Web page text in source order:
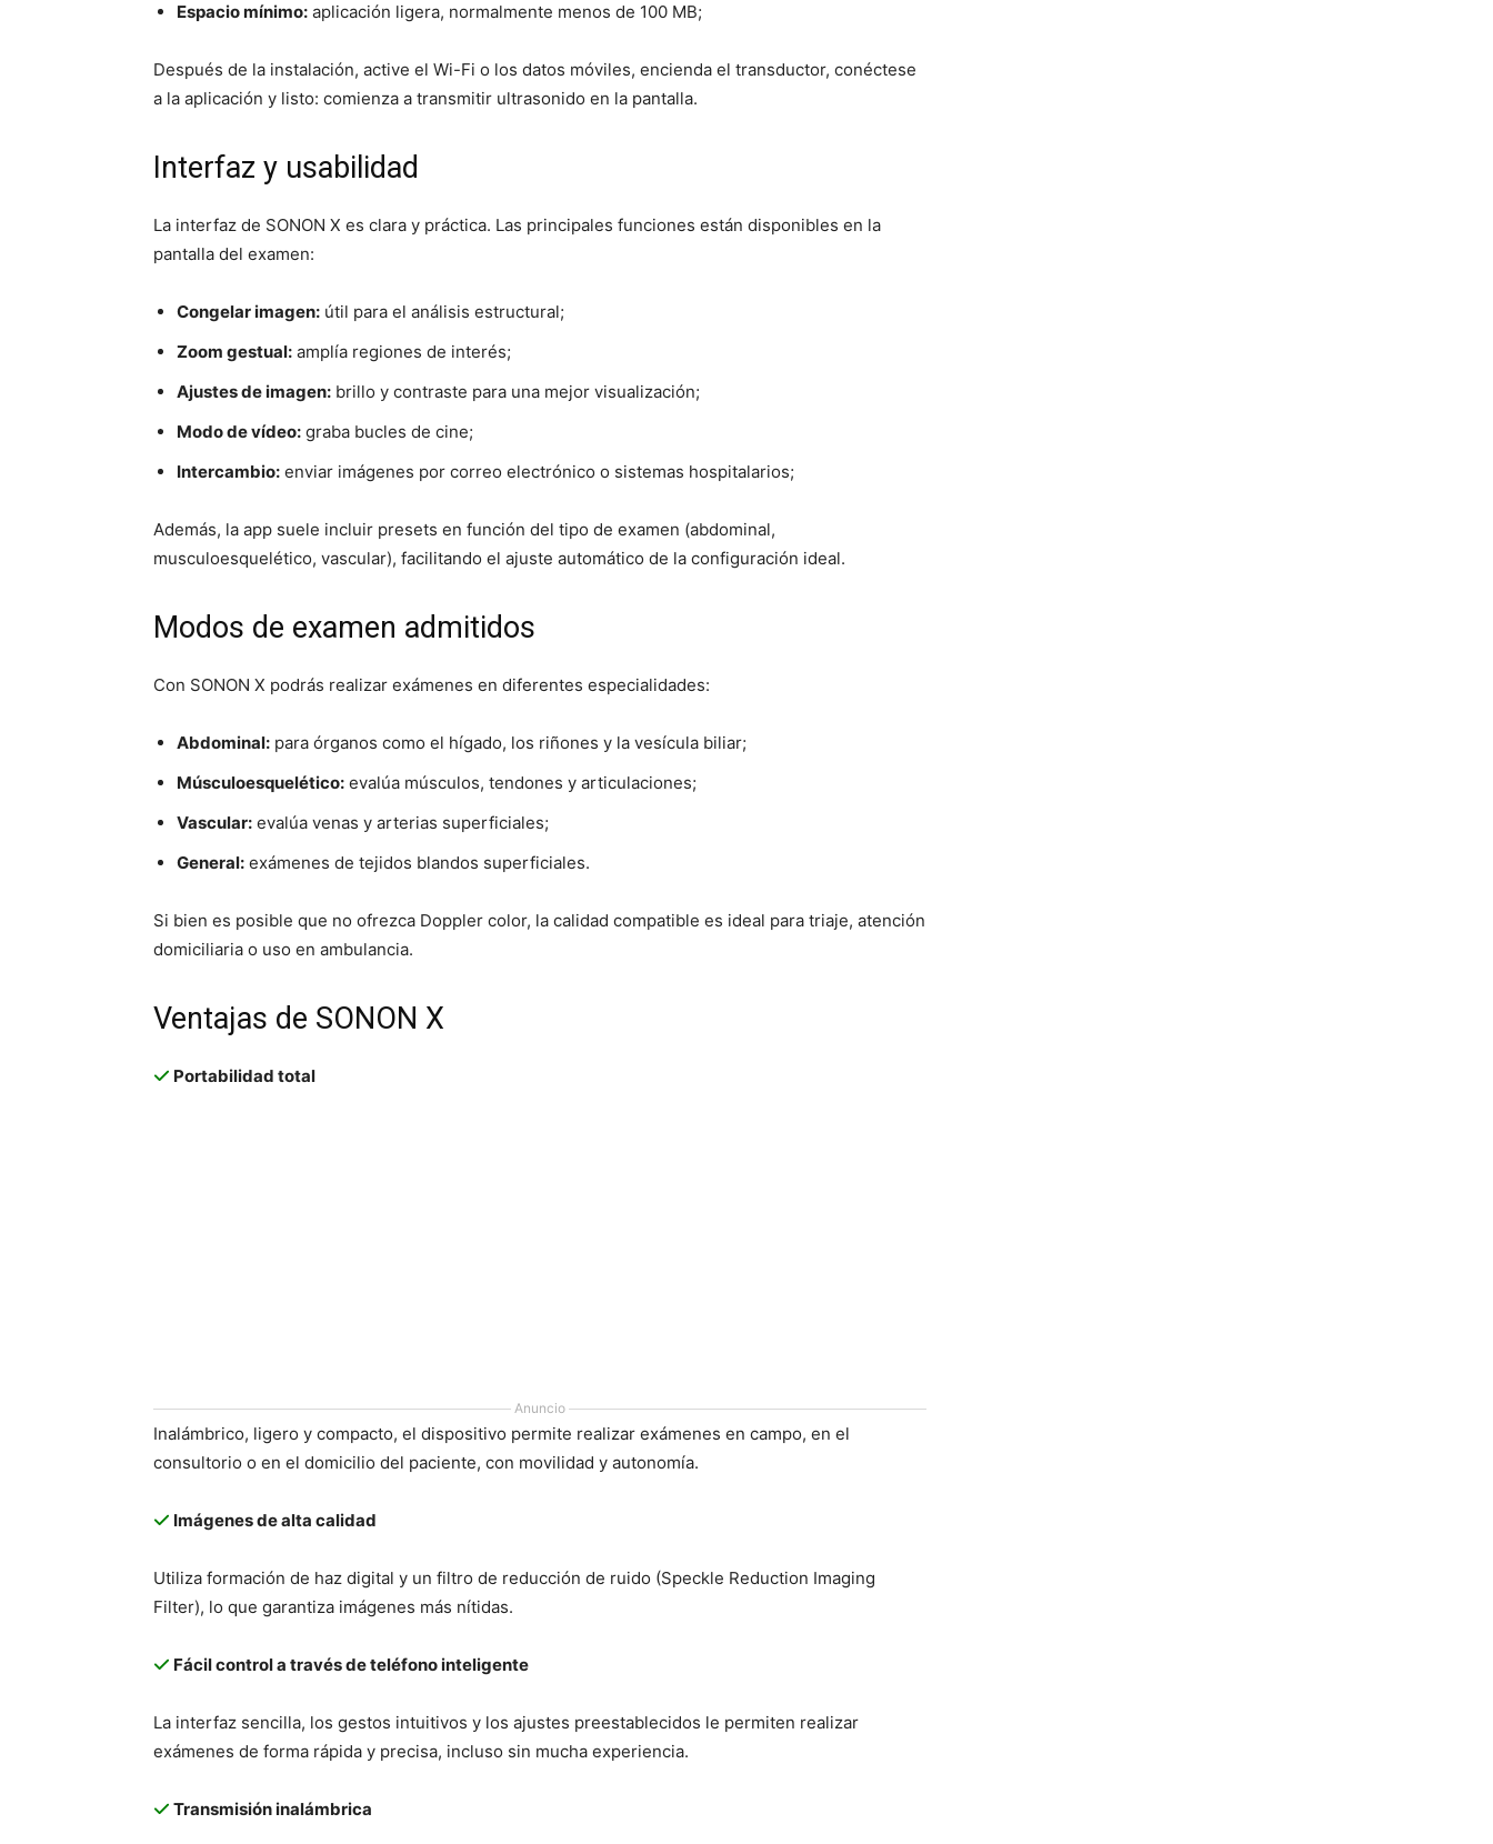
Espacio mínimo: aplicación ligera, normalmente menos de 100 MB;
Después de la instalación, active el Wi-Fi o los datos móviles, encienda el transductor, conéctese
a la aplicación y listo: comienza a transmitir ultrasonido en la pantalla.
Interfaz y usabilidad
La interfaz de SONON X es clara y práctica. Las principales funciones están disponibles en la
pantalla del examen:
Congelar imagen: útil para el análisis estructural;
Zoom gestual: amplía regiones de interés;
Ajustes de imagen: brillo y contraste para una mejor visualización;
Modo de vídeo: graba bucles de cine;
Intercambio: enviar imágenes por correo electrónico o sistemas hospitalarios;
Además, la app suele incluir presets en función del tipo de examen (abdominal,
musculoesquelético, vascular), facilitando el ajuste automático de la configuración ideal.
Modos de examen admitidos
Con SONON X podrás realizar exámenes en diferentes especialidades:
Abdominal: para órganos como el hígado, los riñones y la vesícula biliar;
Músculoesquelético: evalúa músculos, tendones y articulaciones;
Vascular: evalúa venas y arterias superficiales;
General: exámenes de tejidos blandos superficiales.
Si bien es posible que no ofrezca Doppler color, la calidad compatible es ideal para triaje, atención
domiciliaria o uso en ambulancia.
Ventajas de SONON X
Portabilidad total
Anuncio
Inalámbrico, ligero y compacto, el dispositivo permite realizar exámenes en campo, en el
consultorio o en el domicilio del paciente, con movilidad y autonomía.
Imágenes de alta calidad
Utiliza formación de haz digital y un filtro de reducción de ruido (Speckle Reduction Imaging
Filter), lo que garantiza imágenes más nítidas.
Fácil control a través de teléfono inteligente
La interfaz sencilla, los gestos intuitivos y los ajustes preestablecidos le permiten realizar
exámenes de forma rápida y precisa, incluso sin mucha experiencia.
Transmisión inalámbrica